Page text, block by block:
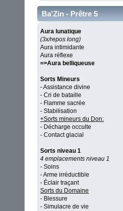
Ba'Zin - Prêtre 5
Aura lunatique
(3x/repos long)
Aura intimidante
Aura réflexe
=>Aura belliqueuse
Sorts Mineurs
- Assistance divine
- Cri de bataille
- Flamme sacrée
- Stabilisation
+Sorts mineurs du Don:
- Décharge occulte
- Contact glacial
Sorts niveau 1
4 emplacements niveau 1
- Soins
- Arme irréductible
- Éclair traçant
Sorts du Domaine
- Blessure
- Simulacre de vie